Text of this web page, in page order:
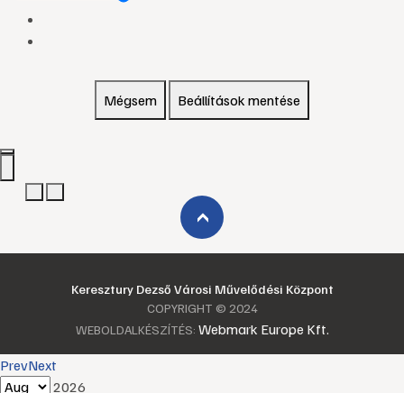
Mégsem Beállítások mentése
›
Keresztury Dezső Városi Művelődési Központ
COPYRIGHT © 2024
WEBOLDALKÉSZÍTÉS: Webmark Europe Kft.
PrevNext
2026